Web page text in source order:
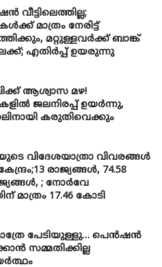
വീട്ടിലെത്തില്ല;
മാത്രം നേരിട്ട്
മറ്റുള്ളവർക്ക് ബാങ്ക്
എതിർപ്പ് ഉയരുന്നു
ആശ്വാസ മഴ!
ജലനിരപ്പ് ഉയർന്നു,
കരുതിവെക്കും
വിദേശയാത്രാ വിവരങ്ങൾ
രാജ്യങ്ങൾ, 74.58
; നോർവേ
മാത്രം 17.46 കോടി
പേടിയുള്ളു… പെൻഷൻ
സമ്മതിക്കില്ല